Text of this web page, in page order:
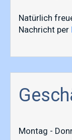
Natürlich
Nachricht per
Montag -